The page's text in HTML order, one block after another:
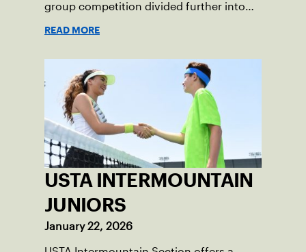
group competition divided further into
READ MORE
USTA INTERMOUNTAIN
JUNIORS
January 22, 2026